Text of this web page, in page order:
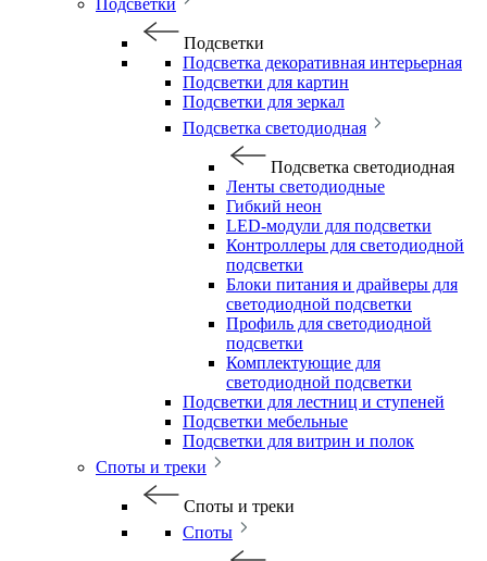
Подсветки
Подсветки
Подсветка декоративная интерьерная
Подсветки для картин
Подсветки для зеркал
Подсветка светодиодная
Подсветка светодиодная
Ленты светодиодные
Гибкий неон
LED-модули для подсветки
Контроллеры для светодиодной
подсветки
Блоки питания и драйверы для
светодиодной подсветки
Профиль для светодиодной
подсветки
Комплектующие для
светодиодной подсветки
Подсветки для лестниц и ступеней
Подсветки мебельные
Подсветки для витрин и полок
Споты и треки
Споты и треки
Споты